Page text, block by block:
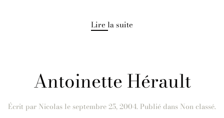
Lire la suite
Antoinette Hérault
Écrit par Nicolas leseptembre 25, 2004. Publié dans Non classé.